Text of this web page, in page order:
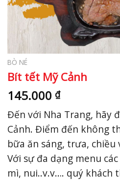
BÒ NÉ
Bít tết Mỹ Cảnh
145.000 ₫
Đến với Nha Trang, hãy
Cảnh. Điểm đến không
bữa ăn sáng, trưa, chiều
Với sự đa dạng menu
mì, nui..v.v…. quý khách